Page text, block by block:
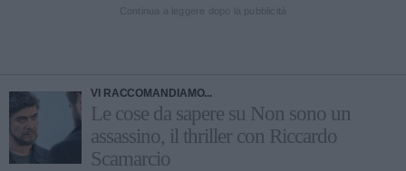
VI RACCOMANDIAMO...
Le cose da sapere su Non sono un
assassino, il thriller con Riccardo
Scamarcio